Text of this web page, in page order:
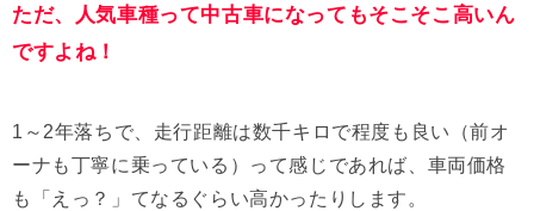
ただ、人気車種って中古車になってもそこそこ高いん
ですよね！
1～2年落ちで、走行距離は数千キロで程度も良い（前オ
ーナも丁寧に乗っている）って感じであれば、車両価格
も「えっ？」てなるぐらい高かったりします。